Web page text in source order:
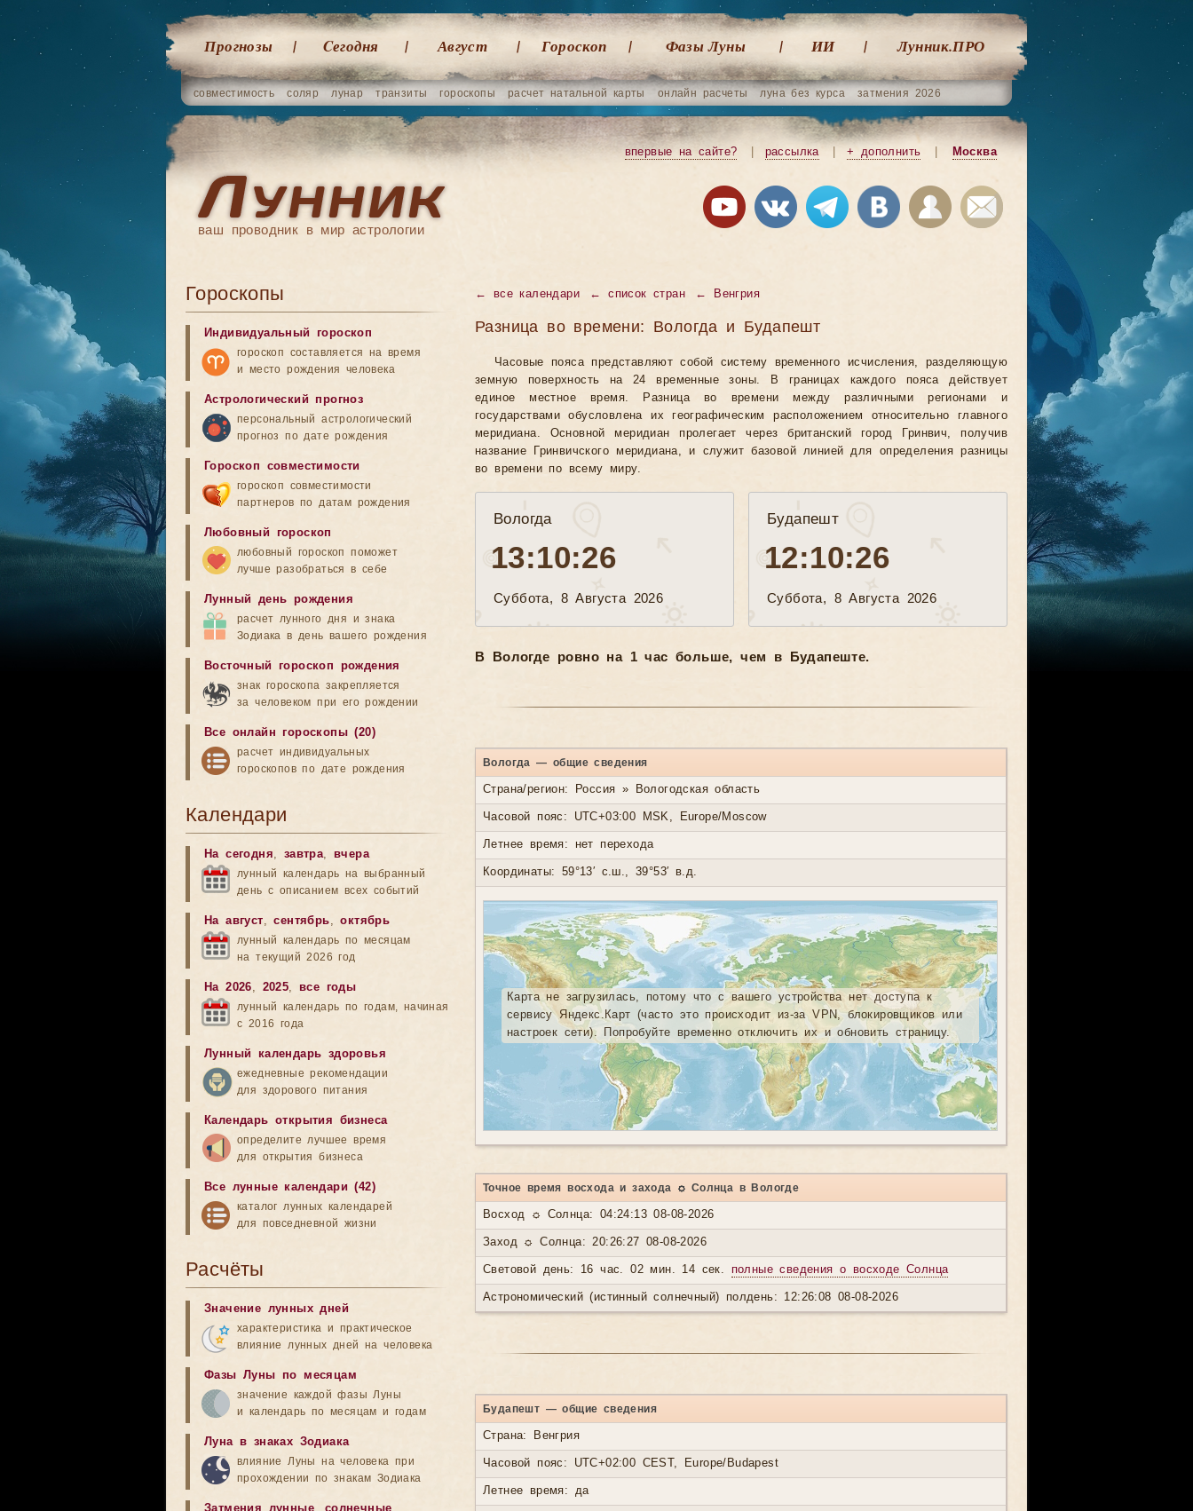
Прогнозы Cегодня Август Гороскоп Фазы Луны ИИ Лунник.ПРО
совместимость соляр лунар транзиты гороскопы расчет натальной карты онлайн расчеты луна без курса затмения 2026
ваш проводник в мир астрологии
впервые на сайте? рассылка + дополнить Москва
← все календари ←список стран ← Венгрия
Разница во времени: Вологда и Будапешт
Часовые пояса представляют собой систему временного исчисления, разделяющую
земную поверхность на 24 временные зоны. В границах каждого пояса действует
единое местное время. Разница во времени между различными регионами и
государствами обусловлена их географическим расположением относительно главного
меридиана. Основной меридиан пролегает через британский город Гринвич, получив
название Гринвичского меридиана, и служит базовой линией для определения разницы
во времени по всему миру.
Вологда
13:10:28
Суббота, 8 Августа 2026
Будапешт
12:10:28
Суббота, 8 Августа 2026
В Вологде ровно на 1 час больше, чем в Будапеште.
Вологда — общие сведения
Страна/регион: Россия » Вологодская область
Часовой пояс: UTC+03:00 MSK, Europe/Moscow
Летнее время: нет перехода
Координаты: 59°13′ с.ш., 39°53′ в.д.
Карта не загрузилась, потому что с вашего устройства нет доступа к
сервису Яндекс.Карт (часто это происходит из-за VPN, блокировщиков или
настроек сети). Попробуйте временно отключить их и обновить страницу.
Точное время восхода и захода ☼ Солнца в Вологде
Восход ☼ Солнца: 04:24:13 08-08-2026
Заход ☼ Солнца: 20:26:27 08-08-2026
Световой день: 16 час. 02 мин. 14 сек. полные сведения о восходе Солнца
Астрономический (истинный солнечный) полдень: 12:26:08 08-08-2026
Будапешт — общие сведения
Страна: Венгрия
Часовой пояс: UTC+02:00 CEST, Europe/Budapest
Летнее время: да
Гороскопы
Индивидуальный гороскоп
гороскоп составляется на время
и место рождения человека
Астрологический прогноз
персональный астрологический
прогноз по дате рождения
Гороскоп совместимости
гороскоп совместимости
партнеров по датам рождения
Любовный гороскоп
любовный гороскоп поможет
лучше разобраться в себе
Лунный день рождения
расчет лунного дня и знака
Зодиака в день вашего рождения
Восточный гороскоп рождения
знак гороскопа закрепляется
за человеком при его рождении
Все онлайн гороскопы (20)
расчет индивидуальных
гороскопов по дате рождения
Календари
На сегодня, завтра,вчера
лунный календарь на выбранный
день с описанием всех событий
На август,сентябрь,октябрь
лунный календарь по месяцам
на текущий 2026 год
На 2026, 2025,все годы
лунный календарь по годам, начиная
с 2016 года
Лунный календарь здоровья
ежедневные рекомендации
для здорового питания
Календарь открытия бизнеса
определите лучшее время
для открытия бизнеса
Все лунные календари (42)
каталог лунных календарей
для повседневной жизни
Расчёты
Значение лунных дней
характеристика и практическое
влияние лунных дней на человека
Фазы Луны по месяцам
значение каждой фазы Луны
и календарь по месяцам и годам
Луна в знаках Зодиака
влияние Луны на человека при
прохождении по знакам Зодиака